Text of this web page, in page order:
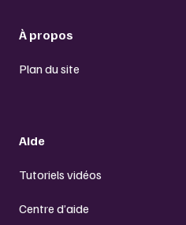
À propos
Plan du site
Aide
Tutoriels vidéos
Centre d’aide